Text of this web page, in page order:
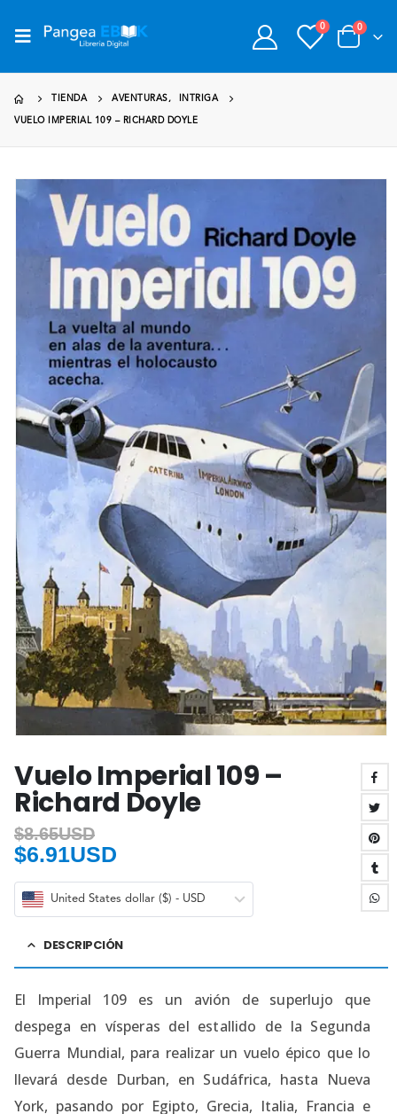
0 0
TIENDA AVENTURAS , INTRIGA
VUELO IMPERIAL 109 – RICHARD DOYLE
Vuelo Imperial 109 –
Richard Doyle
$8.65USD
$6.91USD
United States dollar ($) - USD
DESCRIPCIÓN
El Imperial 109 es un avión de superlujo que
despega en vísperas del estallido de la Segunda
Guerra Mundial, para realizar un vuelo épico que lo
llevará desde Durban, en Sudáfrica, hasta Nueva
York, pasando por Egipto, Grecia, Italia, Francia e